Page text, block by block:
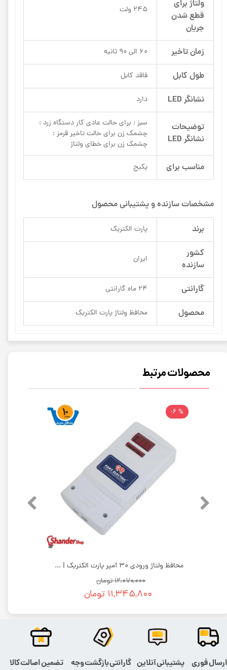
ولتاژ برای
قطع شدن
جریان
245 ولت
زمان تاخیر 60 الی 90 ثانیه
طول کابل فاقد کابل
نشانگر LED دارد
توضیحات
نشانگر LED
سبز : برای حالت عادی کار دستگاه زرد :
چشمک زن برای حالت تاخیر قرمز :
چشمک زن برای خطای ولتاژ
مناسب برای پکیج
مشخصات سازنده و پشتیبانی محصول
برند پارت الکتریک
کشور
سازنده
ایران
گارانتی 24 ماه گارانتی
محصول محافظ ولتاژ پارت الکتریک
محصولات مرتبط
محافظ ولتاژ ورودی 30 آمپر پارت الکتریک | بسته 10 عددی
۱۲,۰۷۰,۰۰۰ تومان
۱۱,۳۴۵,۸۰۰ تومان
% 6-
ارسال فوری پشتیبانی آنلاین گارانتی بازگشت وجه تضمین اصالت کالا